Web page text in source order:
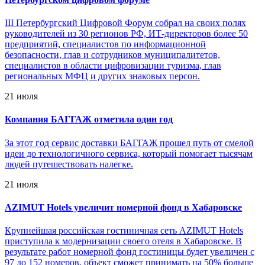
III Петербургский Цифровой Форум собрал на своих полях
руководителей из 30 регионов РФ, ИТ-директоров более 50
предприятий, специалистов по информационной
безопасности, глав и сотрудников муниципалитетов,
специалистов в области цифровизации туризма, глав
региональных МФЦ и других знаковых персон.
21 июля
Компания БАГГАЖ отметила один год
За этот год сервис доставки БАГГАЖ прошел путь от смелой
идеи до технологичного сервиса, который помогает тысячам
людей путешествовать налегке.
21 июля
AZIMUT Hotels увеличит номерной фонд в Хабаровске
Крупнейшая российская гостиничная сеть AZIMUT Hotels
приступила к модернизации своего отеля в Хабаровске. В
результате работ номерной фонд гостиницы будет увеличен с
97 до 152 номеров, объект сможет принимать на 50% больше